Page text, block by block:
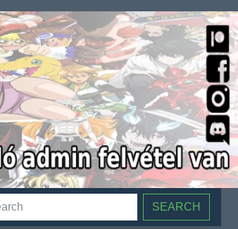
SEARCH